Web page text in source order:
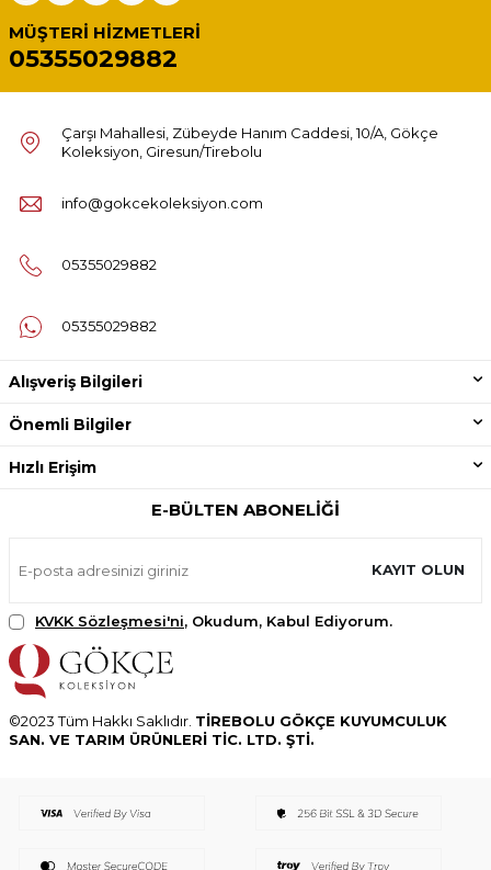
MÜŞTERI HIZMETLERI
05355029882
Çarşı Mahallesi, Zübeyde Hanım Caddesi, 10/A, Gökçe
Koleksiyon, Giresun/Tirebolu
info@gokcekoleksiyon.com
05355029882
05355029882
Alışveriş Bilgileri
Önemli Bilgiler
Hızlı Erişim
E-BÜLTEN ABONELIĞI
KAYIT OLUN
KVKK Sözleşmesi'ni, Okudum, Kabul Ediyorum.
©2023 Tüm Hakkı Saklıdır. TİREBOLU GÖKÇE KUYUMCULUK
SAN. VE TARIM ÜRÜNLERİ TİC. LTD. ŞTİ.